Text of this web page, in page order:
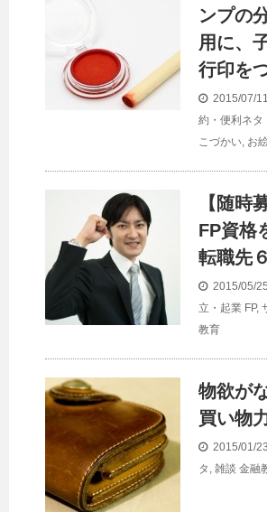
ンプの
用に、
行印を
2015/07/11
約・便利ネタ
こづかい, お
【随時
FP資格
転職先
2015/05/25
立・起業 FP,
教育
物欲が
買い物
2015/01/23
タ , 雑談 金融